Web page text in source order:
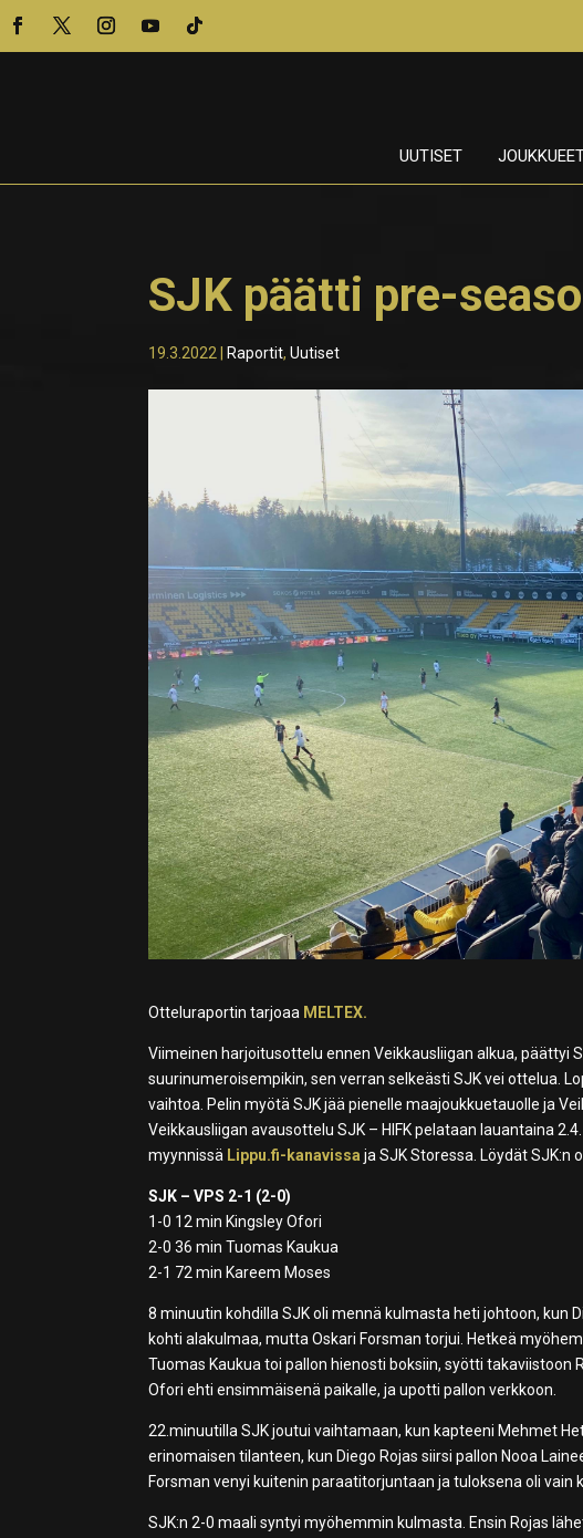
UUTISET
SJK päätti pre-
19.3.2022 Raportit,Uutiset
Otteluraportin tarjoaa MELTEX.
Viimeinen harjoitusottelu ennen Veikkausliigan alkua, päättyi
suurinumeroisempikin, sen verran selkeästi SJK vei ottelua.
vaihtoa. Pelin myötä SJK jää pienelle maajoukkuetauolle ja
Veikkausliigan avausottelu SJK – HIFK pelataan lauantaina
myynnissä Lippu.fi-kanavissa ja SJK Storessa. Löydät SJK:n
SJK – VPS 2-1 (2-0)
1-0 12 min Kingsley Ofori
2-0 36 min Tuomas Kaukua
2-1 72 min Kareem Moses
8 minuutin kohdilla SJK oli mennä kulmasta heti johtoon, kun
kohti alakulmaa, mutta Oskari Forsman torjui. Hetkeä
Tuomas Kaukua toi pallon hienosti boksiin, syötti takaviistoon
Ofori ehti ensimmäisenä paikalle, ja upotti pallon verkkoon.
22.minuutilla SJK joutui vaihtamaan, kun kapteeni Mehmet
erinomaisen tilanteen, kun Diego Rojas siirsi pallon Nooa
Forsman venyi kuitenin paraatitorjuntaan ja tuloksena oli vain
SJK:n 2-0 maali syntyi myöhemmin kulmasta. Ensin Rojas